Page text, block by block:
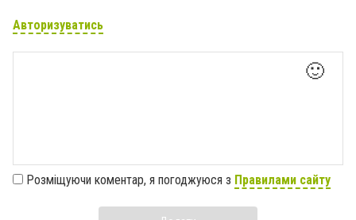
Авторизуватись
🙂
Розміщуючи коментар, я погоджуюся з Правилами сайту